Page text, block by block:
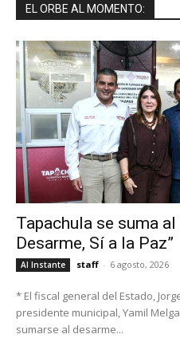
EL ORBE AL MOMENTO:
Tapachula se suma al
Desarme, Sí a la Paz”
Al Instante staff - 6 agosto, 2026
* El fiscal general del Estado,
presidente municipal, Yamil
sumarse al desarme...